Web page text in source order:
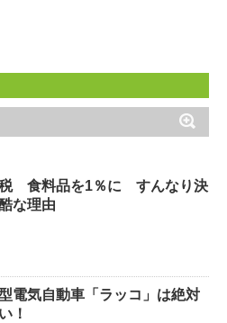
食料品を1％に すんなり決
な理由
電気自動車「ラッコ」は絶対
！